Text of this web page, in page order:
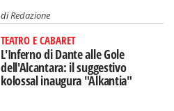
diRedazione
TEATRO E CABARET
L'Inferno di Dante alle Gole
dell'Alcantara: il suggestivo
kolossal inaugura "Alkantia"